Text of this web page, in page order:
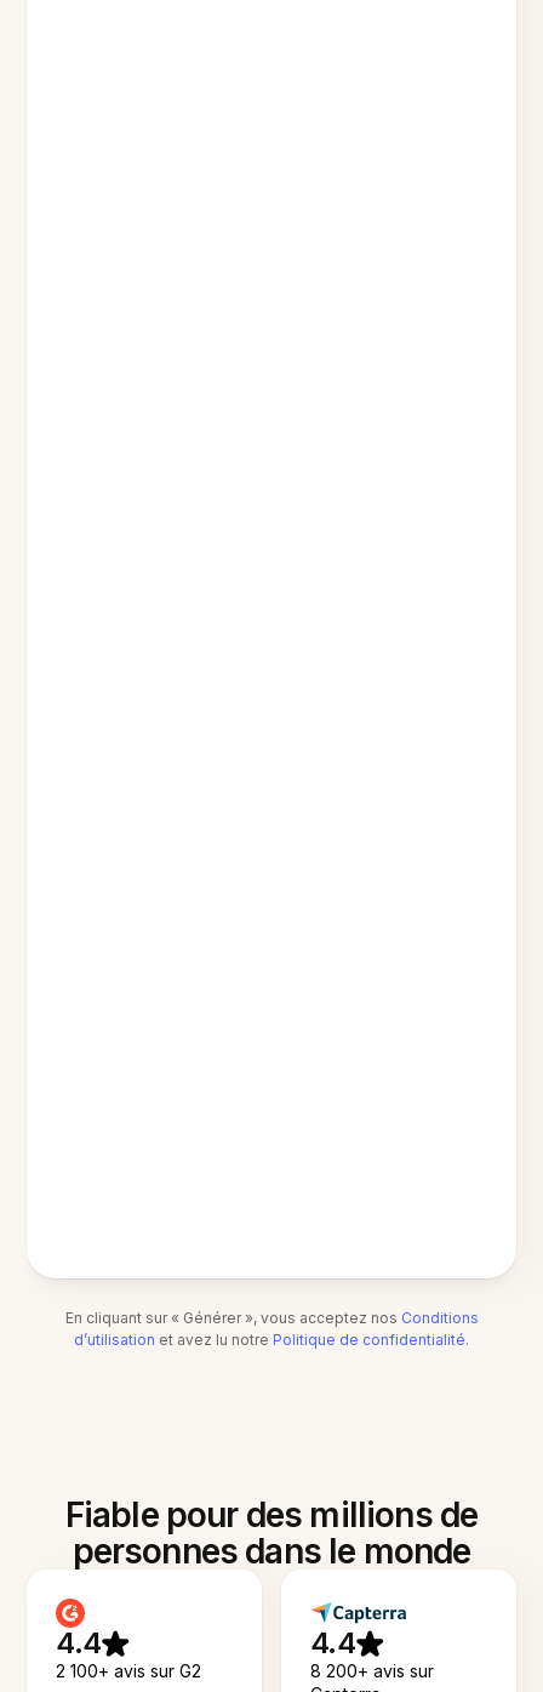
En cliquant sur « Générer », vous acceptez nos Conditions
d’utilisation et avez lu notre Politique de confidentialité.
Fiable pour des millions de
personnes dans le monde
4.4
2 100+ avis sur G2
4.4
8 200+ avis sur